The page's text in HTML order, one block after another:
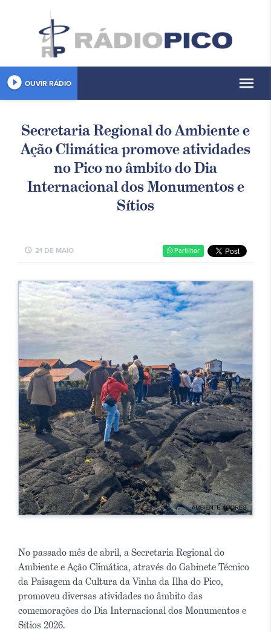
play_circle_filled OUVIR RÁDIO menu
Secretaria Regional do Ambiente e
Ação Climática promove atividades
no Pico no âmbito do Dia
Internacional dos Monumentos e
Sítios
schedule 21 DE MAIO Partilhar
No passado mês de abril, a Secretaria Regional do
Ambiente e Ação Climática, através do Gabinete Técnico
da Paisagem da Cultura da Vinha da Ilha do Pico,
promoveu diversas atividades no âmbito das
comemorações do Dia Internacional dos Monumentos e
Sítios 2026.